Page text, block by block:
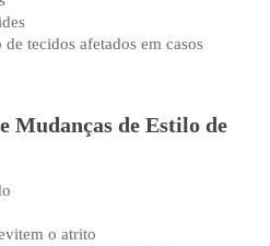
tecidos afetados em casos
Mudanças de Estilo de
o atrito